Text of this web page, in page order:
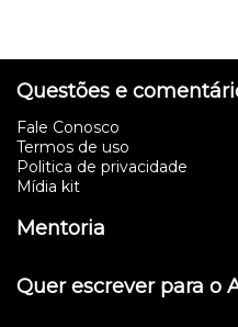
Questões e
Fale Conosco
Termos de uso
Politica de privacidade
Mídia kit
Mentoria
Quer escrever para o